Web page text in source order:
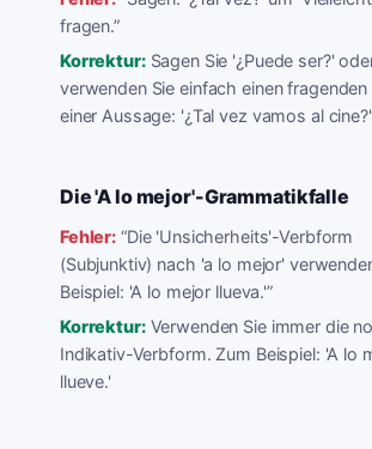
fragen.”
Korrektur: Sagen Sie '¿Puede ser?'
verwenden Sie einfach einen fragenden
einer Aussage: '¿Tal vez vamos al cine?'
Die 'A lo mejor'-Grammatikfalle
Fehler: “Die 'Unsicherheits'-Verbform
(Subjunktiv) nach 'a lo mejor'
Beispiel: 'A lo mejor llueva.'”
Korrektur: Verwenden Sie immer die
Indikativ-Verbform. Zum Beispiel: 'A lo
llueve.'